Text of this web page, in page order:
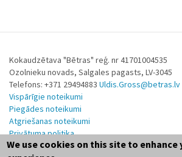
Kokaudzētava "Bētras" reģ. nr 41701004535
Ozolnieku novads, Salgales pagasts, LV-3045
Telefons: +371 29494883 Uldis.Gross@betras.lv
Vispārīgie noteikumi
Piegādes noteikumi
Atgriešanas noteikumi
Privātuma politika
We use cookies on this site to enhance